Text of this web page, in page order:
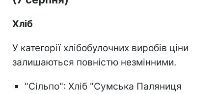
Хліб
У категорії хлібобулочних виробів ціни
залишаються повністю незмінними.
"Сільпо": Хліб "Сумська Паляниця